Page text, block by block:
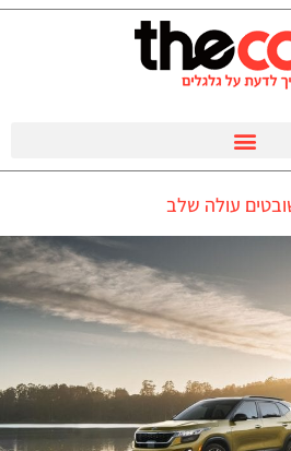
עולה שלב